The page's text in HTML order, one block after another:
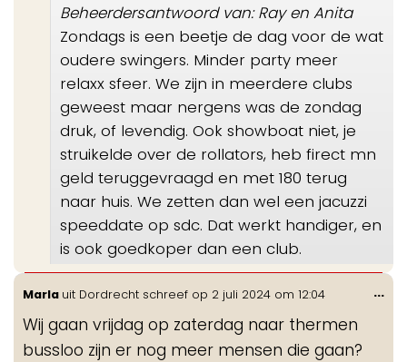
Beheerdersantwoord van: Ray en Anita
Zondags is een beetje de dag voor de wat
oudere swingers. Minder party meer
relaxx sfeer. We zijn in meerdere clubs
geweest maar nergens was de zondag
druk, of levendig. Ook showboat niet, je
struikelde over de rollators, heb firect mn
geld teruggevraagd en met 180 terug
naar huis. We zetten dan wel een jacuzzi
speeddate op sdc. Dat werkt handiger, en
is ook goedkoper dan een club.
Marla uit Dordrecht schreef op 2 juli 2024 om 12:04
Wij gaan vrijdag op zaterdag naar thermen
bussloo zijn er nog meer mensen die gaan?
...